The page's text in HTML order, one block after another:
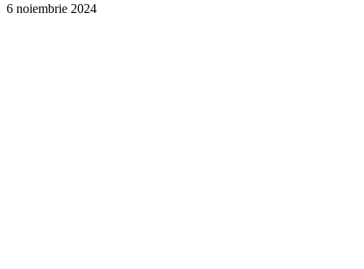
6 noiembrie 2024